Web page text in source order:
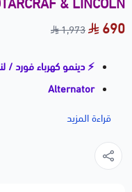
690
1,973
⚡ دينمو كهرباء فورد /
Alternator
موديلات 1999–2002
قراءة المزيد